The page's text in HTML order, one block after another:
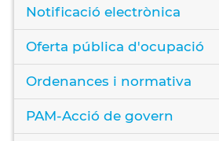
Notificació electrònica
Oferta pública d'ocupació
Ordenances i normativa
PAM-Acció de govern